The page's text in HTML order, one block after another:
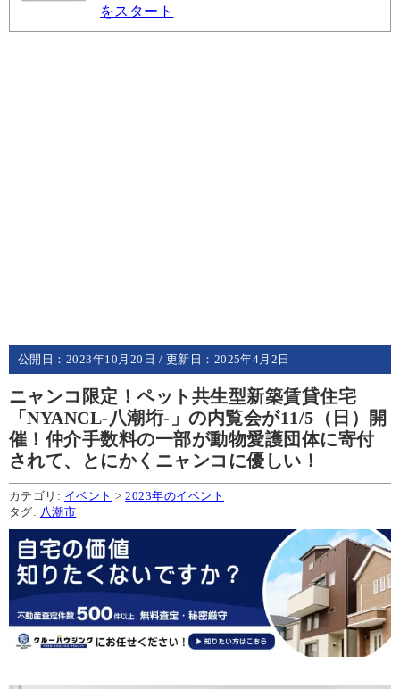
をスタート
公開日： 2023年10月20日 / 更新日： 2025年4月2日
ニャンコ限定！ペット共生型新築賃貸住宅
「NYANCL-八潮垳-」の内覧会が11/5（日）開
催！仲介手数料の一部が動物愛護団体に寄付
されて、とにかくニャンコに優しい！
カテゴリ: イベント >2023年のイベント
タグ: 八潮市